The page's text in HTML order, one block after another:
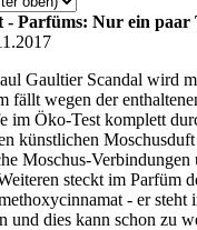
- Parfüms: Nur ein paar
Gaultier Scandal wird
fällt wegen der
im Öko-Test komplett
künstlichen
Moschus-Verbindungen
steckt im Parfüm
- er steht
und dies kann schon zu